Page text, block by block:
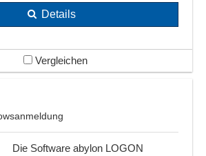
Details
Vergleichen
Die Software abylon LOGON